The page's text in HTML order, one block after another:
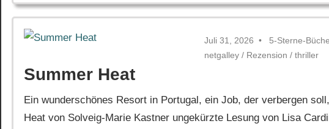
Juli 31, 2026 5-Sterne-
netgalley / Rezension /thriller
Summer Heat
Ein wunderschönes Resort in Portugal, ein Job, der verbergen
Heat von Solveig-Marie Kastner ungekürzte Lesung von Lisa